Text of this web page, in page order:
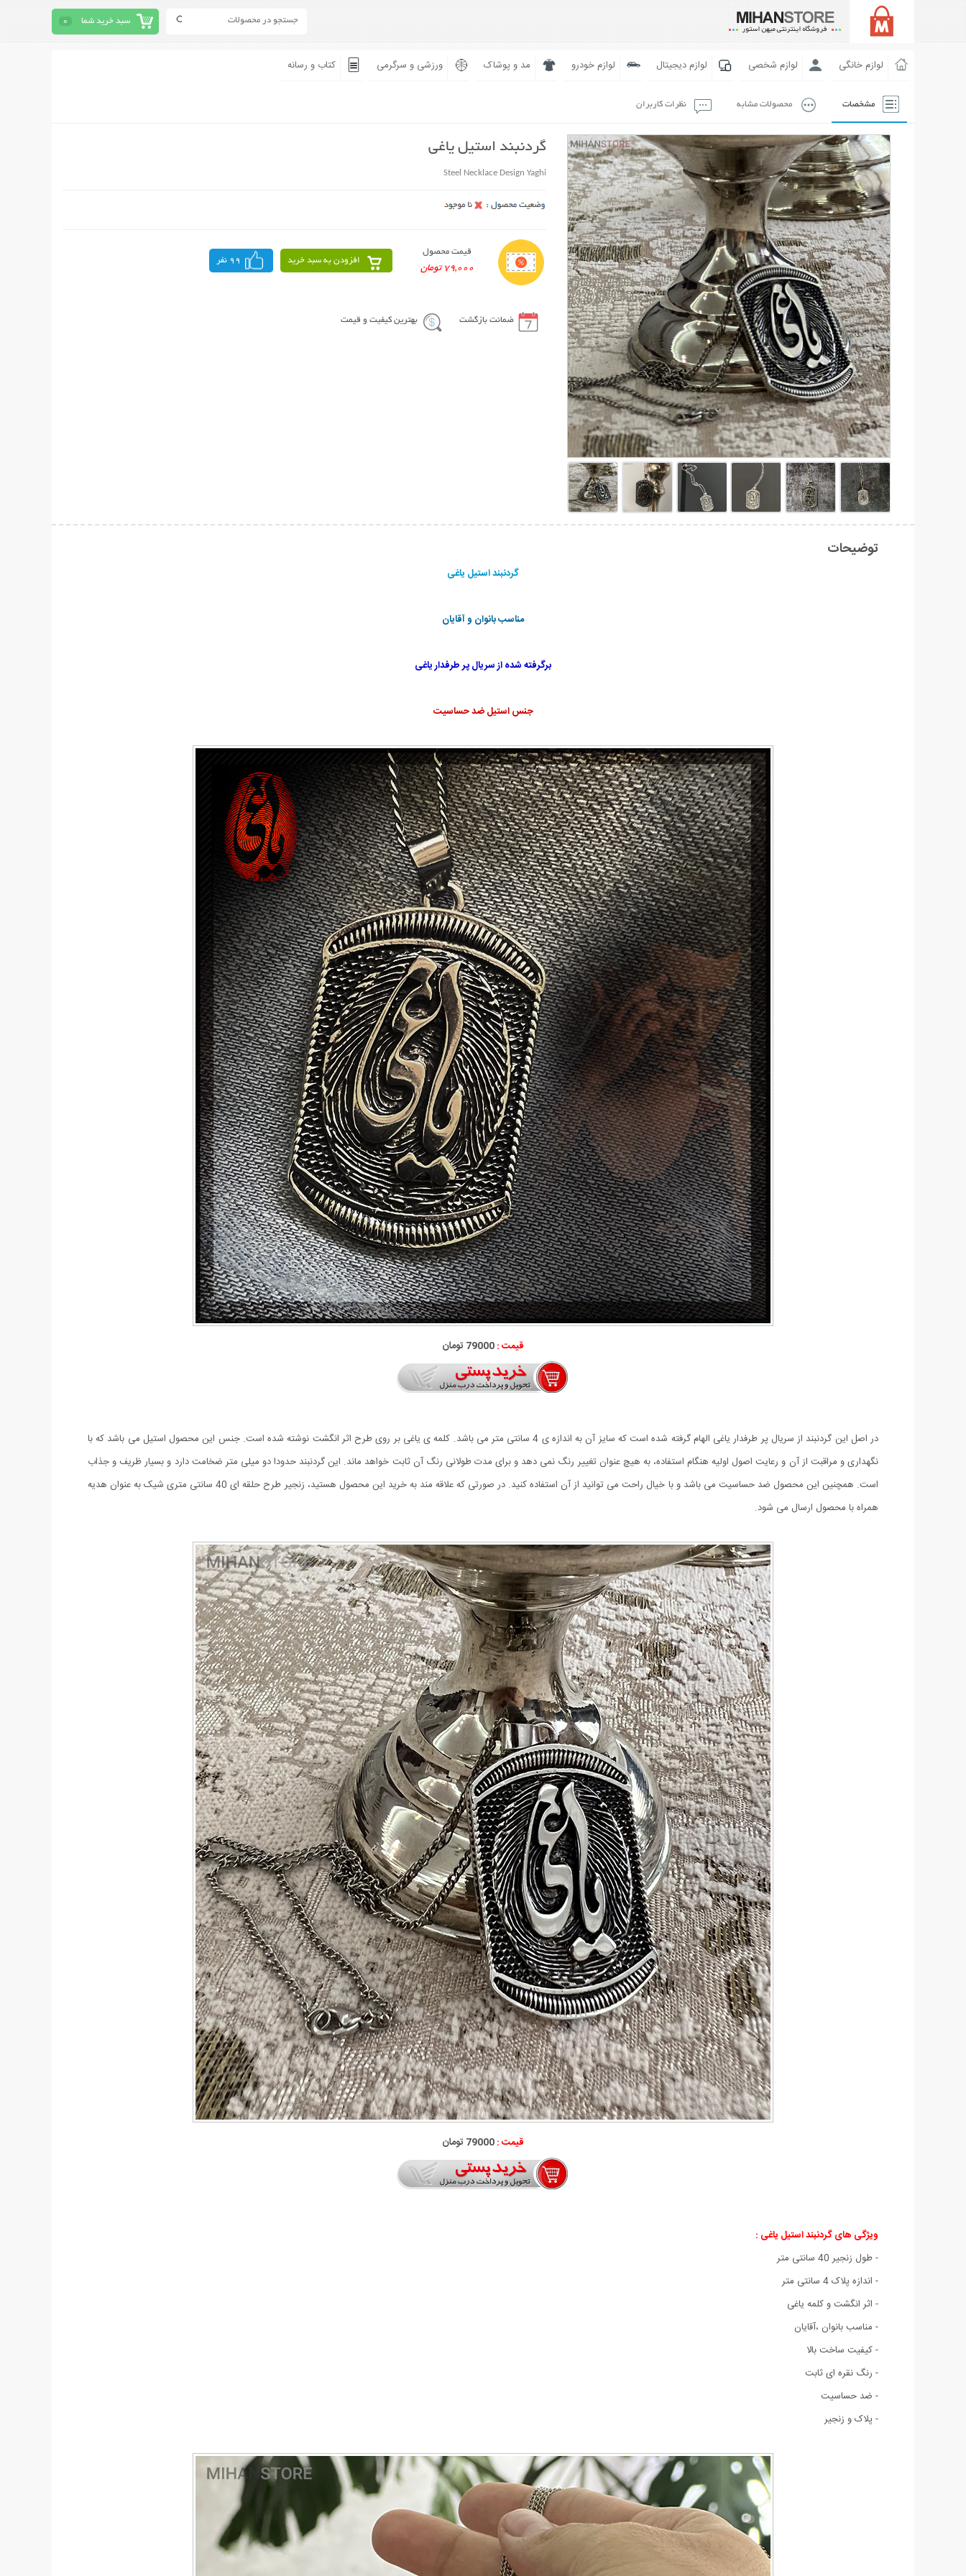
سبد خرید شما 0
لوازم خانگی لوازم شخصی لوازم دیجیتال لوازم خودرو مد و پوشاک ورزشی و سرگرمی کتاب و رسانه
مشخصات محصولات مشابه نظرات کاربران
گردنبند استیل یاغی
Steel Necklace Design Yaghi
قیمت محصول
79,000 تومان
افزودن به سبد خرید 99 نفر
ضمانت بازگشت بهترین کیفیت و قیمت
توضیحات
گردنبند استیل یاغی
مناسب بانوان و آقایان
برگرفته شده از سریال پر طرفدار یاغی
جنس استیل ضد حساسیت
قیمت :79000 تومان
در اصل این گردنبند از سریال پر طرفدار یاغی الهام گرفته شده است که سایز آن به اندازه ی 4 سانتی متر می باشد. کلمه ی یاغی بر روی طرح اثر انگشت نوشته شده است. جنس این محصول استیل می باشد که با
نگهداری و مراقبت از آن و رعایت اصول اولیه هنگام استفاده، به هیچ عنوان تغییر رنگ نمی دهد و برای مدت طولانی رنگ آن ثابت خواهد ماند. این گردنبند حدودا دو میلی متر ضخامت دارد و بسیار ظریف و جذاب
است. همچنین این محصول ضد حساسیت می باشد و با خیال راحت می توانید از آن استفاده کنید. در صورتی که علاقه مند به خرید این محصول هستید، زنجیر طرح حلقه ای 40 سانتی متری شیک به عنوان هدیه
همراه با محصول ارسال می شود.
قیمت :79000 تومان
ویژگی های گردنبند استیل یاغی :
- طول زنجیر 40 سانتی متر
- اندازه پلاک 4 سانتی متر
- اثر انگشت و کلمه یاغی
- مناسب بانوان ،آقایان
- کیفیت ساخت بالا
- رنگ نقره ای ثابت
- ضد حساسیت
- پلاک و زنجیر